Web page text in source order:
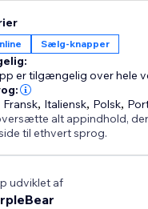
appen hjælper
med
elementer,
og fokus på
nemt at opgradere din
og styrke
Sælg-knapper
er tilgængelig over hele
Fransk, Italiensk, Polsk,
alt appindhold,
til ethvert sprog.
udviklet af